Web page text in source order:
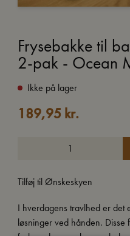
Frysebakke til
2-pak - Ocean
Ikke på lager
189,95 kr.
Tilføj til Ønskeskyen
I hverdagens travlhed er
løsninger ved hånden. Disse